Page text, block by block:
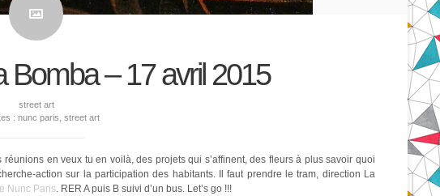
Bomba – 17 avril 2015
street art
: nunc paris street art
en veux tu en voilà, des projets qui s’affinent, des fleurs à plus savoir quoi
action sur la participation des habitants. Il faut prendre le tram, direction La
Nunc Paris. RER A puis B suivi d’un bus. Let’s go !!!